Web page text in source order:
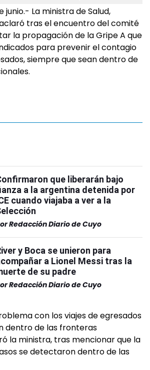
junio.- La ministra de Salud,
tras el encuentro del comité
la propagación de la Gripe A que
para prevenir el contagio
siempre que sean dentro de
que liberarán bajo
a la argentina detenida por
cuando viajaba a ver a la
Redacción Diario de Cuyo
y Boca se unieron para
a Lionel Messi tras la
de su padre
Redacción Diario de Cuyo
con los viajes de egresados
dentro de las fronteras
la ministra, tras mencionar que la
se detectaron dentro de las